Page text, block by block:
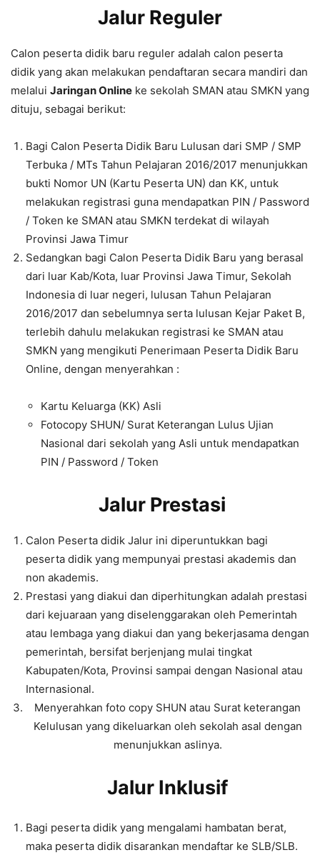
Jalur Reguler
Calon peserta didik baru reguler adalah calon peserta
didik yang akan melakukan pendaftaran secara mandiri dan
melalui Jaringan Online ke sekolah SMAN atau SMKN yang
dituju, sebagai berikut:
Bagi Calon Peserta Didik Baru Lulusan dari SMP / SMP
Terbuka / MTs Tahun Pelajaran 2016/2017 menunjukkan
bukti Nomor UN (Kartu Peserta UN) dan KK, untuk
melakukan registrasi guna mendapatkan PIN / Password
/ Token ke SMAN atau SMKN terdekat di wilayah
Provinsi Jawa Timur
Sedangkan bagi Calon Peserta Didik Baru yang berasal
dari luar Kab/Kota, luar Provinsi Jawa Timur, Sekolah
Indonesia di luar negeri, lulusan Tahun Pelajaran
2016/2017 dan sebelumnya serta lulusan Kejar Paket B,
terlebih dahulu melakukan registrasi ke SMAN atau
SMKN yang mengikuti Penerimaan Peserta Didik Baru
Online, dengan menyerahkan :
Kartu Keluarga (KK) Asli
Fotocopy SHUN/ Surat Keterangan Lulus Ujian
Nasional dari sekolah yang Asli untuk mendapatkan
PIN / Password / Token
Jalur Prestasi
Calon Peserta didik Jalur ini diperuntukkan bagi
peserta didik yang mempunyai prestasi akademis dan
non akademis.
Prestasi yang diakui dan diperhitungkan adalah prestasi
dari kejuaraan yang diselenggarakan oleh Pemerintah
atau lembaga yang diakui dan yang bekerjasama dengan
pemerintah, bersifat berjenjang mulai tingkat
Kabupaten/Kota, Provinsi sampai dengan Nasional atau
Internasional.
Menyerahkan foto copy SHUN atau Surat keterangan
Kelulusan yang dikeluarkan oleh sekolah asal dengan
menunjukkan aslinya.
Jalur Inklusif
Bagi peserta didik yang mengalami hambatan berat,
maka peserta didik disarankan mendaftar ke SLB/SLB.